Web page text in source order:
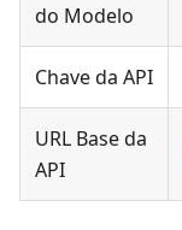
do Modelo
Chave da API
URL Base da
API